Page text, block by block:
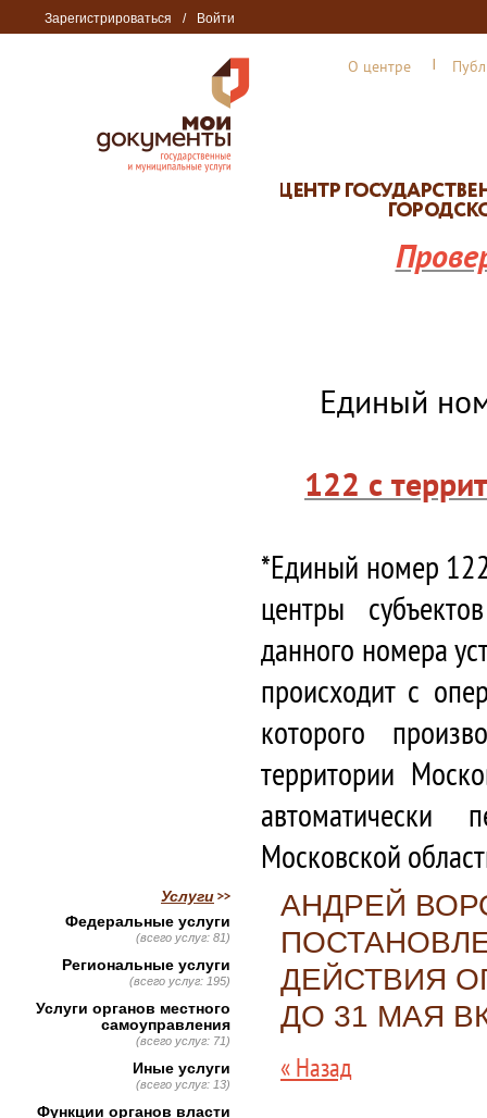
Зарегистрироваться / Войти
О центре
Единый
122 с
*Единый номер
центры
данного номера
происходит с
которого
территории
автоматически
Московской
АНДРЕЙ
ДЕЙСТВИЯ
ДО 31 МАЯ
« Назад
Услуги
Федеральные услуги
(всего услуг: 81)
Региональные услуги
(всего услуг: 195)
Услуги органов местного
самоуправления
(всего услуг: 71)
Иные услуги
(всего услуг: 13)
Функции органов власти